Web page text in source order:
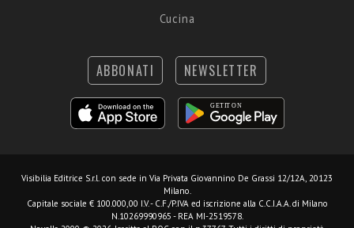
Cucina
ABBONATI NEWSLETTER
Visibilia Editrice S.r.l. con sede in Via Privata Giovannino De Grassi 12/12A, 20123
Milano.
Capitale sociale € 100.000,00 I.V. - C.F./P.IVA ed iscrizione alla C.C.I.A.A. di Milano
N.10269990965 - REA MI-2519578.